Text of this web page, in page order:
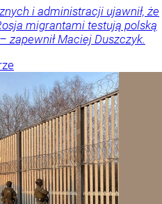
i administracji ujawnił, że
migrantami testują polską
zapewnił Maciej Duszczyk.